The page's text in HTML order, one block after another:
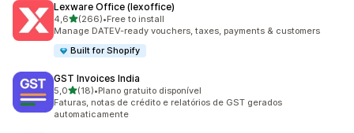
Lexware Office (lexoffice)
4,6de 5 estrelas
(266)
266 avaliações ao todo
•Free to install
Manage DATEV-ready vouchers, taxes, payments & customers
Built for Shopify
GST Invoices India
5,0de 5 estrelas
(18)
18 avaliações ao todo
•Plano gratuito disponível
Faturas, notas de crédito e relatórios de GST gerados
automaticamente